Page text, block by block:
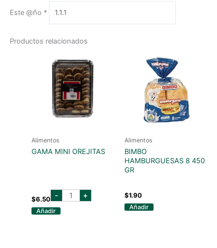
Este @ño *
Productos relacionados
Alimentos
GAMA MINI OREJITAS
$6.50 - GAMA
MINI +
Añadir
Alimentos
BIMBO
HAMBURGUESAS 8 450
GR
$1.90
Añadir